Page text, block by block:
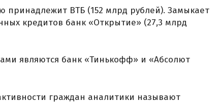
принадлежит ВТБ (152 млрд рублей). Замыкает
кредитов банк «Открытие» (27,3 млрд
являются банк «Тинькофф» и «Абсолют
граждан аналитики называют